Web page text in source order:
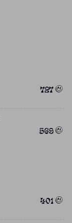
727
569
401